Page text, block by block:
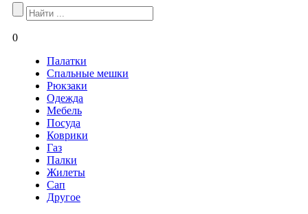
0
Палатки
Спальные мешки
Рюкзаки
Одежда
Мебель
Посуда
Коврики
Газ
Палки
Жилеты
Сап
Другое